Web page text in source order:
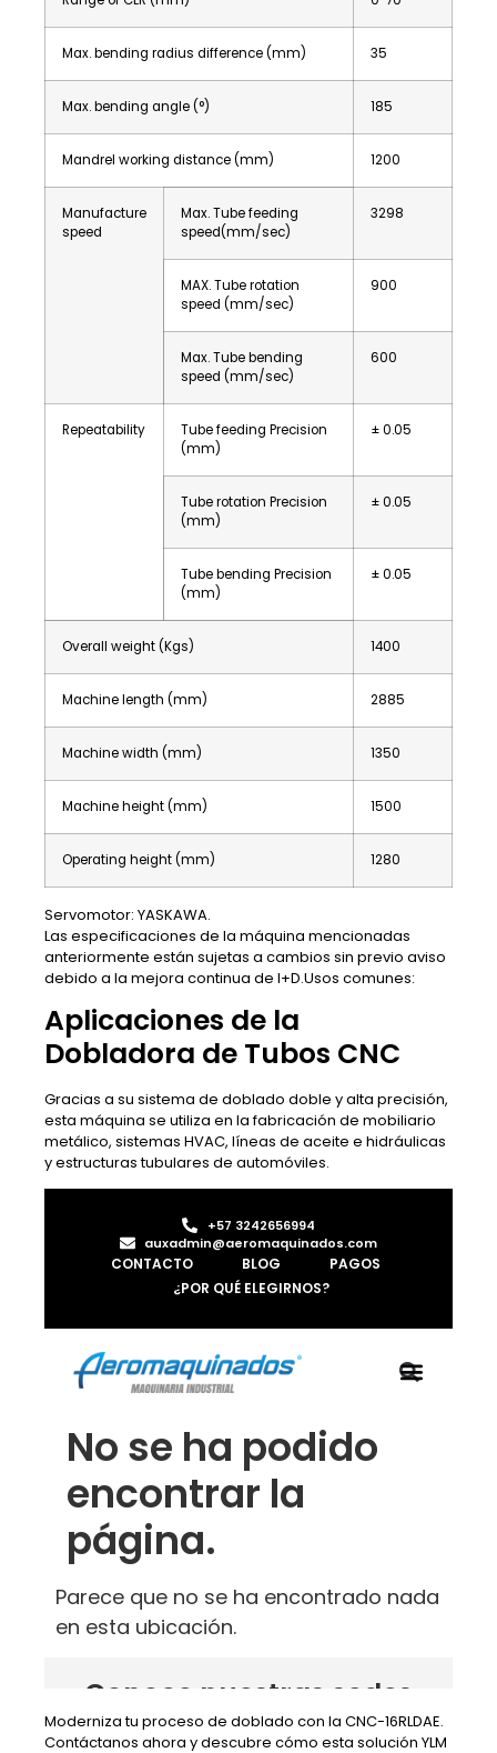
Max. bending radius difference (mm) 35
Max. bending angle (°) 185
Mandrel working distance (mm) 1200
Manufacture
speed
Max. Tube feeding
speed(mm/sec)
3298
MAX. Tube rotation
speed (mm/sec)
900
Max. Tube bending
speed (mm/sec)
600
Repeatability
Tube feeding Precision
(mm)
± 0.05
Tube rotation Precision
(mm)
± 0.05
Tube bending Precision
(mm)
± 0.05
Overall weight (Kgs) 1400
Machine length (mm) 2885
Machine width (mm) 1350
Machine height (mm) 1500
Operating height (mm) 1280
Servomotor: YASKAWA.
Las especificaciones de la máquina mencionadas
anteriormente están sujetas a cambios sin previo aviso
debido a la mejora continua de I+D.Usos comunes:
Aplicaciones de la
Dobladora de Tubos CNC
Gracias a su sistema de doblado doble y alta precisión,
esta máquina se utiliza en la fabricación de mobiliario
metálico, sistemas HVAC, líneas de aceite e hidráulicas
y estructuras tubulares de automóviles.
Moderniza tu proceso de doblado con la CNC-16RLDAE.
Contáctanos ahora y descubre cómo esta solución YLM